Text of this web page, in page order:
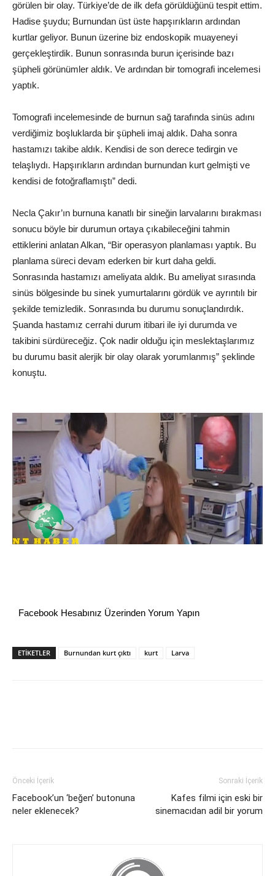
görülen bir olay. Türkiye’de de ilk defa görüldüğünü tespit ettim.
Hadise şuydu; Burnundan üst üste hapşırıkların ardından
kurtlar geliyor. Bunun üzerine biz endoskopik muayeneyi
gerçekleştirdik. Bunun sonrasında burun içerisinde bazı
şüpheli görünümler aldık. Ve ardından bir tomografi incelemesi
yaptık.
Tomografi incelemesinde de burnun sağ tarafında sinüs adını
verdiğimiz boşluklarda bir şüpheli imaj aldık. Daha sonra
hastamızı takibe aldık. Kendisi de son derece tedirgin ve
telaşlıydı. Hapşırıkların ardından burnundan kurt gelmişti ve
kendisi de fotoğraflamıştı” dedi.
Necla Çakır’ın burnuna kanatlı bir sineğin larvalarını bırakması
sonucu böyle bir durumun ortaya çıkabileceğini tahmin
ettiklerini anlatan Alkan, “Bir operasyon planlaması yaptık. Bu
planlama süreci devam ederken bir kurt daha geldi.
Sonrasında hastamızı ameliyata aldık. Bu ameliyat sırasında
sinüs bölgesinde bu sinek yumurtalarını gördük ve ayrıntılı bir
şekilde temizledik. Sonrasında bu durumu sonuçlandırdık.
Şuanda hastamız cerrahi durum itibari ile iyi durumda ve
takibini sürdüreceğiz. Çok nadir olduğu için meslektaşlarımız
bu durumu basit alerjik bir olay olarak yorumlanmış” şeklinde
konuştu.
Facebook Hesabınız Üzerinden Yorum Yapın
ETİKETLER Burnundan kurt çıktı kurt Larva
Önceki İçerik
Facebook’un ‘beğen’ butonuna
neler eklenecek?
Sonraki İçerik
Kafes filmi için eski bir
sinemacıdan adil bir yorum